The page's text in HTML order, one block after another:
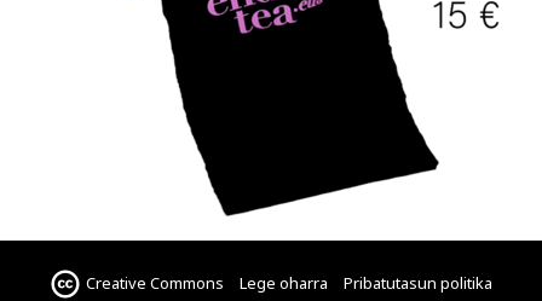
Creative Commons Lege oharra Pribatutasun politika